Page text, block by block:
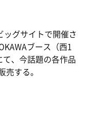
グサイトで開催さ
ブース（西1
、今話題の各作品
する。